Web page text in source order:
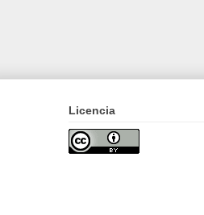
Licencia